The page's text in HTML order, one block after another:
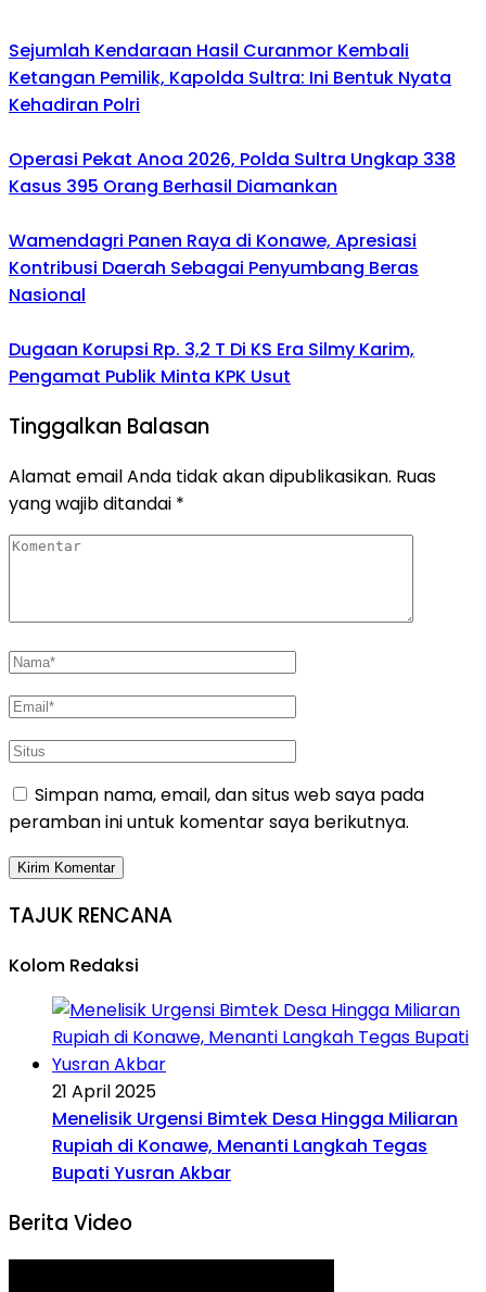
Sejumlah Kendaraan Hasil Curanmor Kembali
Ketangan Pemilik, Kapolda Sultra: Ini Bentuk Nyata
Kehadiran Polri
Operasi Pekat Anoa 2026, Polda Sultra Ungkap 338
Kasus 395 Orang Berhasil Diamankan
Wamendagri Panen Raya di Konawe, Apresiasi
Kontribusi Daerah Sebagai Penyumbang Beras
Nasional
Dugaan Korupsi Rp. 3,2 T Di KS Era Silmy Karim,
Pengamat Publik Minta KPK Usut
Tinggalkan Balasan
Alamat email Anda tidak akan dipublikasikan. Ruas
yang wajib ditandai *
Simpan nama, email, dan situs web saya pada
peramban ini untuk komentar saya berikutnya.
TAJUK RENCANA
Kolom Redaksi
21 April 2025
Menelisik Urgensi Bimtek Desa Hingga Miliaran
Rupiah di Konawe, Menanti Langkah Tegas
Bupati Yusran Akbar
Berita Video